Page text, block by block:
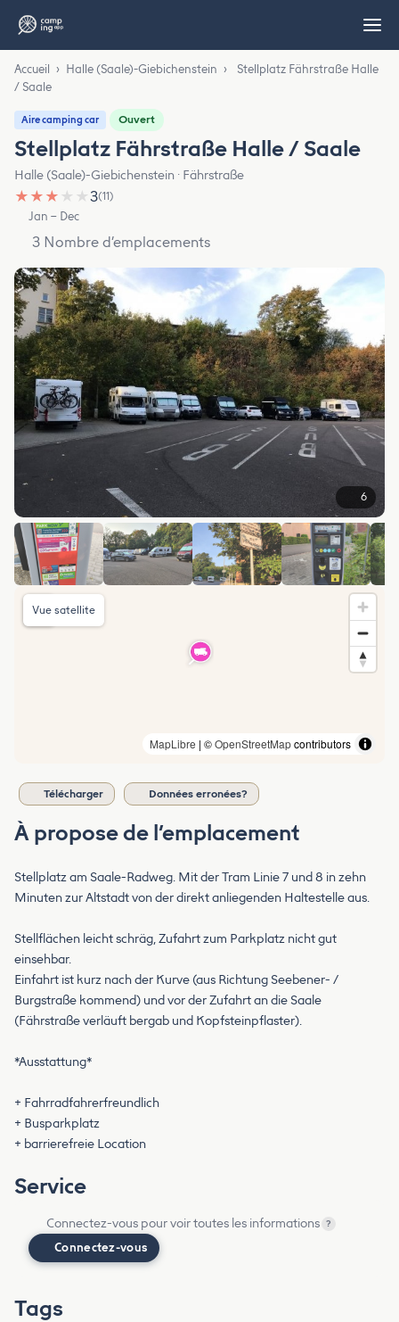
Accueil › Halle (Saale)-Giebichenstein ›
Stellplatz Fährstraße Halle
/ Saale
Aire camping car Ouvert
Stellplatz Fährstraße Halle / Saale
Halle (Saale)-Giebichenstein · Fährstraße
★ ★ ★ ★ ★3(11)
Jan – Dec
3 Nombre d’emplacements
6
MapLibre | ©OpenStreetMapcontributors
Vue satellite
Télécharger Données erronées?
À propose de l’emplacement
Stellplatz am Saale-Radweg. Mit der Tram Linie 7 und 8 in zehn
Minuten zur Altstadt von der direkt anliegenden Haltestelle aus.
Stellflächen leicht schräg, Zufahrt zum Parkplatz nicht gut
einsehbar.
Einfahrt ist kurz nach der Kurve (aus Richtung Seebener- /
Burgstraße kommend) und vor der Zufahrt an die Saale
(Fährstraße verläuft bergab und Kopfsteinpflaster).
*Ausstattung*
+ Fahrradfahrerfreundlich
+ Busparkplatz
+ barrierefreie Location
Service
Connectez-vous pour voir toutes les informations ?
Connectez-vous
Tags